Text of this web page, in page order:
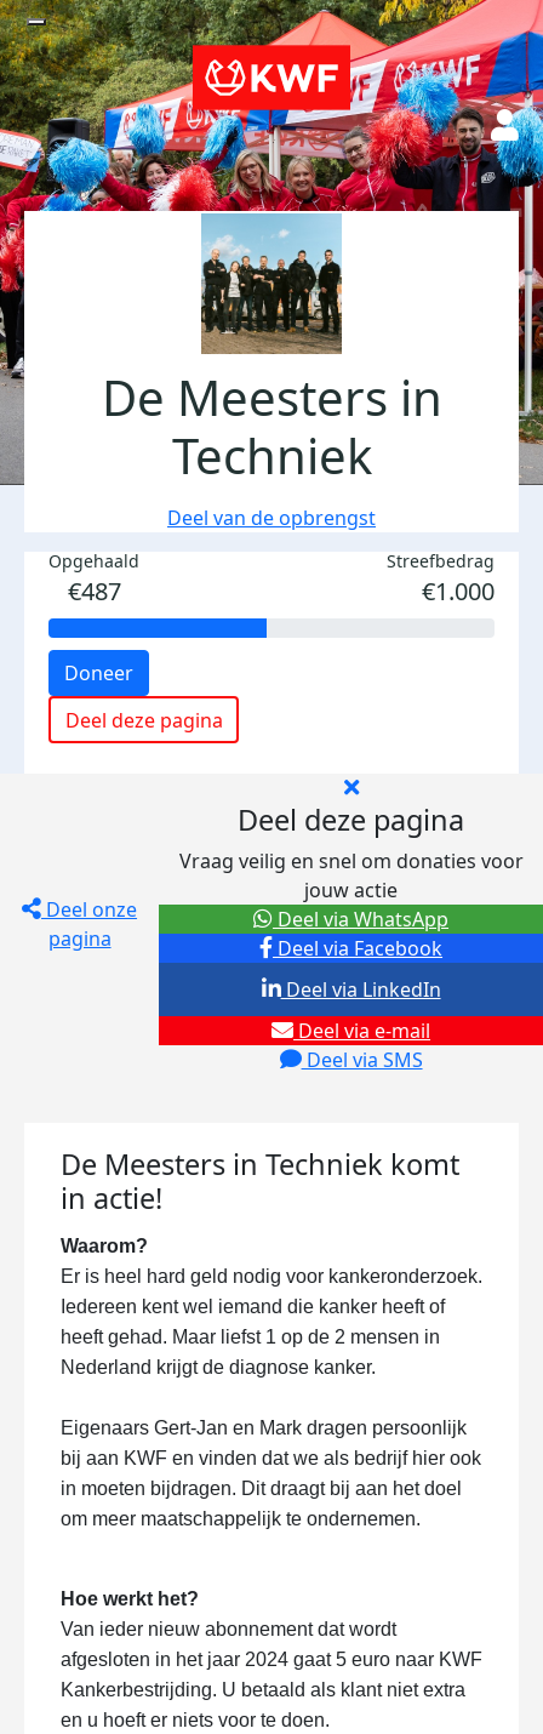
De Meesters in
Techniek
Deel van de opbrengst
Opgehaald
€487
Streefbedrag
€1.000
Doneer
Deel deze pagina
Deel onze
pagina
Deel deze pagina
Vraag veilig en snel om donaties voor
jouw actie
Deel via Facebook
Deel via e-mail
Deel via SMS
Deel via LinkedIn
Deel via WhatsApp
De Meesters in Techniek komt
in actie!
Waarom?
Er is heel hard geld nodig voor kankeronderzoek.
Iedereen kent wel iemand die kanker heeft of
heeft gehad. Maar liefst 1 op de 2 mensen in
Nederland krijgt de diagnose kanker.
Eigenaars Gert-Jan en Mark dragen persoonlijk
bij aan KWF en vinden dat we als bedrijf hier ook
in moeten bijdragen. Dit draagt bij aan het doel
om meer maatschappelijk te ondernemen.
Hoe werkt het?
Van ieder nieuw abonnement dat wordt
afgesloten in het jaar 2024 gaat 5 euro naar KWF
Kankerbestrijding. U betaald als klant niet extra
en u hoeft er niets voor te doen.